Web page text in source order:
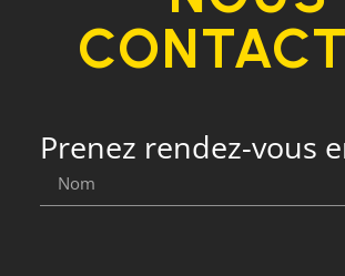
Prenez rendez-vous